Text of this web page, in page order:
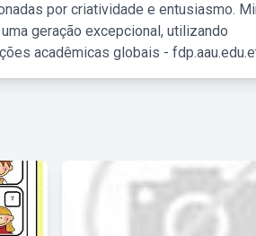
por criatividade e entusiasmo.
geração excepcional, utilizando
acadêmicas globais -